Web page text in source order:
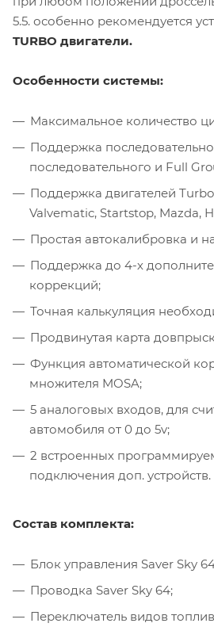
5.5. особенно рекомендуется
TURBO двигатели.
Особенности системы:
Максимальное количество
Поддержка
последовательного и Full
Поддержка двигателей
Valvematic, Startstop, Mazda,
Простая автокалибровка и
Поддержка до 4-х
коррекций;
Точная калькуляция
Продвинутая карта
Функция автоматической
множителя MOSA;
5 аналоговых входов, для
автомобиля от 0 до 5v;
2 встроенных
подключения доп. устройств.
Состав комплекта:
Блок управления Saver Sky
Проводка Saver Sky 64;
Переключатель видов